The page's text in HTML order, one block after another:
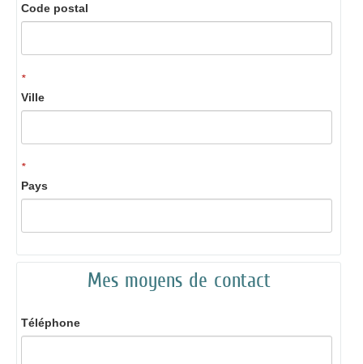
Code postal
*
Ville
*
Pays
Mes moyens de contact
Téléphone